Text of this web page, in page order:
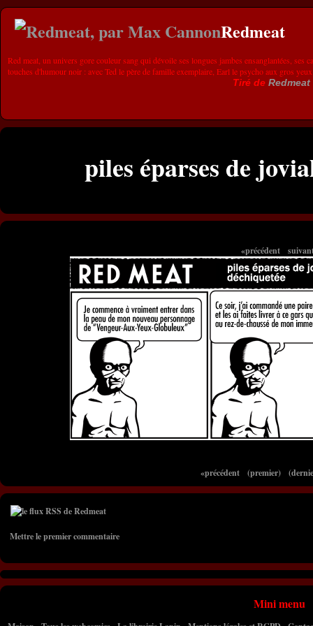
Redmeat
Red meat, un univers gore couleur sang qui dévoile ses longues jambes ensanglantées, ses
touches d'humour noir : avec Ted le père de famille exemplaire, Earl le psycho aux gros
Tiré de Redmeat
piles éparses de
«précédent
«précédent (premier)
Mettre le premier commentaire
Mini menu